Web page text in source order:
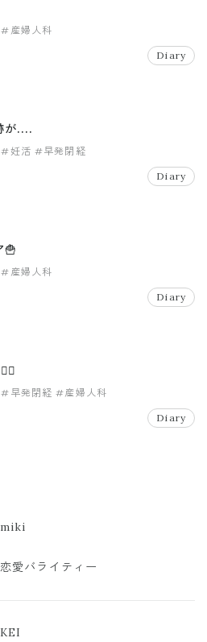
#産婦人科
Diary
が....
#妊活 #早発閉経
Diary
🍟
#産婦人科
Diary
#早発閉経 #産婦人科
Diary
miki
恋愛バライティー
KEI